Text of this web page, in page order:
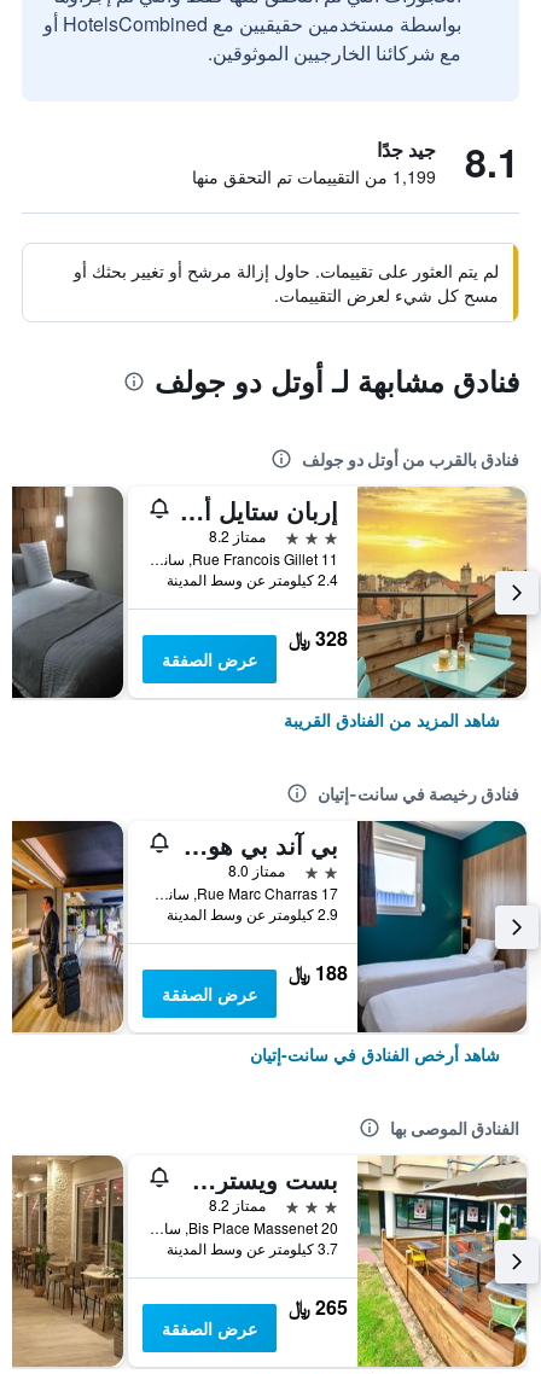
بواسطة مستخدمين حقيقيين مع HotelsCombined أو
مع شركائنا الخارجيين الموثوقين.
8.1 جيد جدًا
1,199 من التقييمات تم التحقق منها
لم يتم العثور على تقييمات. حاول إزالة مرشح أو تغيير بحثك أو
مسح كل شيء لعرض التقييمات.
فنادق مشابهة لـ أوتل دو جولف
فنادق بالقرب من أوتل دو جولف
إربان ستايل أوستلري دو شوفال نوار
3 نجوم
ممتاز 8.2
11 Rue Francois Gillet, سانت-إتيان, إقليم لوار, فرنسا
2.4 كيلومتر عن وسط المدينة
328 ﷼
عرض الصفقة
شاهد المزيد من الفنادق القريبة
فنادق رخيصة في سانت-إتيان
بي آند بي هوتل سان إتين مونثيو
2 نجمتين
ممتاز 8.0
17 Rue Marc Charras, سانت-إتيان, إقليم لوار, فرنسا
2.9 كيلومتر عن وسط المدينة
188 ﷼
عرض الصفقة
شاهد أرخص الفنادق في سانت-إتيان
الفنادق الموصى بها
بست ويسترن هوتل أوستريا آند سبا
3 نجوم
ممتاز 8.2
20 Bis Place Massenet, سانت-إتيان, إقليم لوار, فرنسا
3.7 كيلومتر عن وسط المدينة
265 ﷼
عرض الصفقة